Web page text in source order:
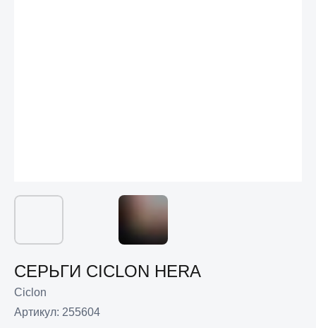
СЕРЬГИ CICLON HERA
Ciclon
Артикул: 255604